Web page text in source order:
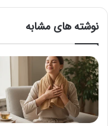
نوشته های مشابه